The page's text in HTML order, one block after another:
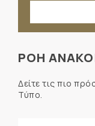
ΡΟΗ
Δείτε τις πιο
Τύπο.